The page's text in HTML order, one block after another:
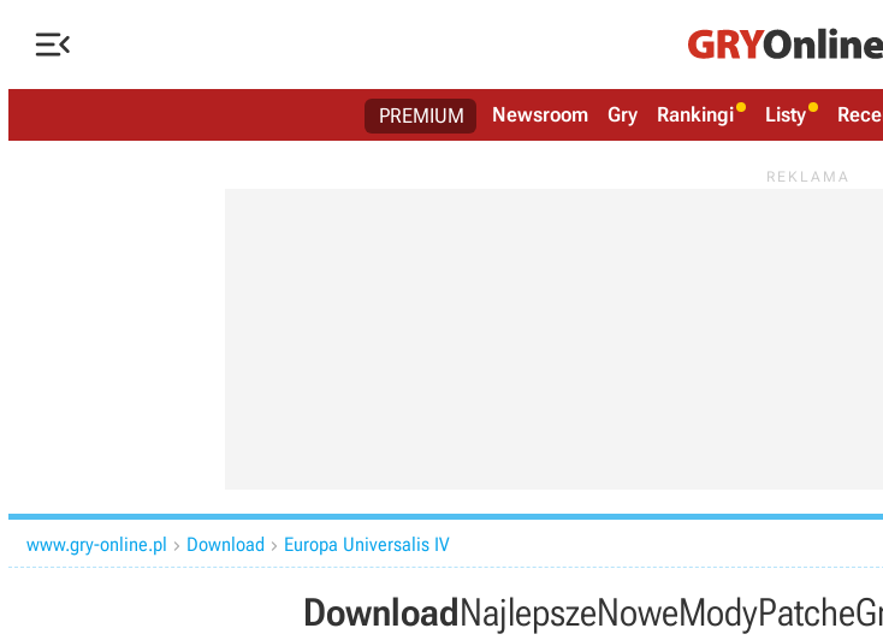

PREMIUM Newsroom Gry Rankingi Listy
www.gry-online.pl  Download  Europa Universalis IV
DownloadNajlepszeNoweModyPatche